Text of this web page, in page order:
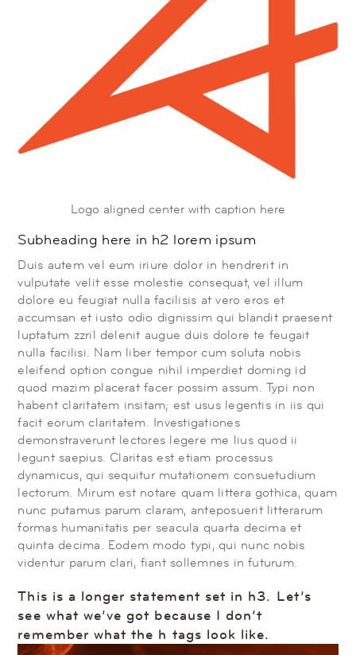
Logo aligned center with caption here
Subheading here in h2 lorem ipsum
Duis autem vel eum iriure dolor in hendrerit in
vulputate velit esse molestie consequat, vel illum
dolore eu feugiat nulla facilisis at vero eros et
accumsan et iusto odio dignissim qui blandit praesent
luptatum zzril delenit augue duis dolore te feugait
nulla facilisi. Nam liber tempor cum soluta nobis
eleifend option congue nihil imperdiet doming id
quod mazim placerat facer possim assum. Typi non
habent claritatem insitam; est usus legentis in iis qui
facit eorum claritatem. Investigationes
demonstraverunt lectores legere me lius quod ii
legunt saepius. Claritas est etiam processus
dynamicus, qui sequitur mutationem consuetudium
lectorum. Mirum est notare quam littera gothica, quam
nunc putamus parum claram, anteposuerit litterarum
formas humanitatis per seacula quarta decima et
quinta decima. Eodem modo typi, qui nunc nobis
videntur parum clari, fiant sollemnes in futurum.
This is a longer statement set in h3. Let’s
see what we’ve got because I don’t
remember what the h tags look like.